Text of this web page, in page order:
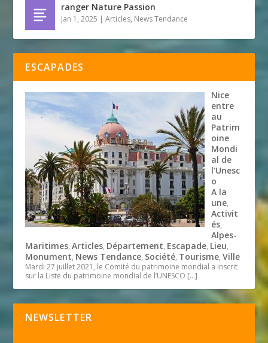
ranger Nature Passion
Jan 1, 2025 |Articles, News Tendance
ESCAPADES
Nice
entre
au
Patrim
oine
Mondi
al de
l’Unesc
o
A la
une,
Activit
és,
Alpes-
Maritimes,Articles, Département, Escapade, Lieu,
Monument, News Tendance, Société, Tourisme,Ville
Mardi 27 juillet 2021, le Comité du patrimoine mondial a inscrit
sur la Liste du patrimoine mondial de l’UNESCO […]
NEWSLETTER